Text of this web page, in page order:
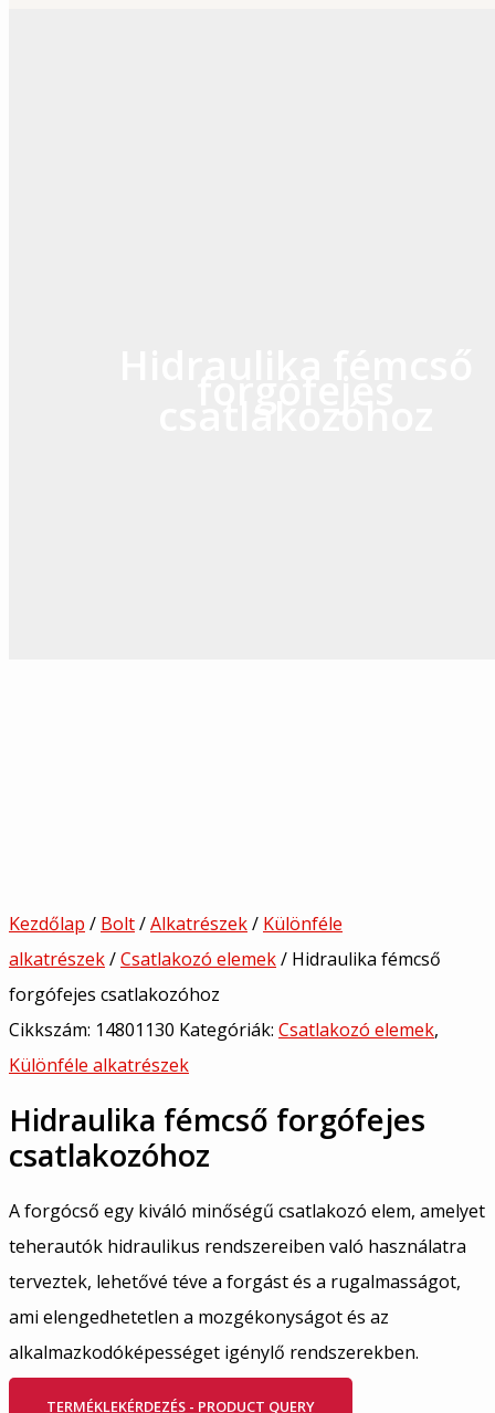
Kezdőlap / Bolt/Alkatrészek/ Különféle
alkatrészek/Csatlakozó elemek/ Hidraulika fémcső
forgófejes csatlakozóhoz
Cikkszám: 14801130 Kategóriák: Csatlakozó elemek,
Különféle alkatrészek
Hidraulika fémcső forgófejes
csatlakozóhoz
A forgócső egy kiváló minőségű csatlakozó elem, amelyet
teherautók hidraulikus rendszereiben való használatra
terveztek, lehetővé téve a forgást és a rugalmasságot,
ami elengedhetetlen a mozgékonyságot és az
alkalmazkodóképességet igénylő rendszerekben.
TERMÉKLEKÉRDEZÉS - PRODUCT QUERY